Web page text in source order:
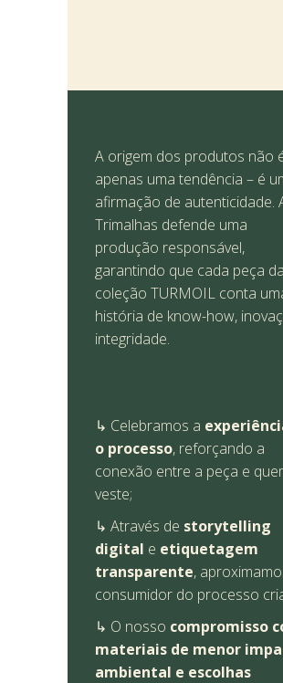
A origem dos produtos não
apenas uma tendência – é
afirmação de autenticidade.
Trimalhas defende uma
produção responsável,
garantindo que cada peça da
coleção TURMOIL conta
história de know-how,
integridade.
↳ Celebramos a
o processo, reforçando a
conexão entre a peça e
veste;
↳ Através de storytelling
digital e etiquetagem
transparente,
consumidor do processo
↳ O nosso compromisso
materiais de menor
ambiental e escolhas